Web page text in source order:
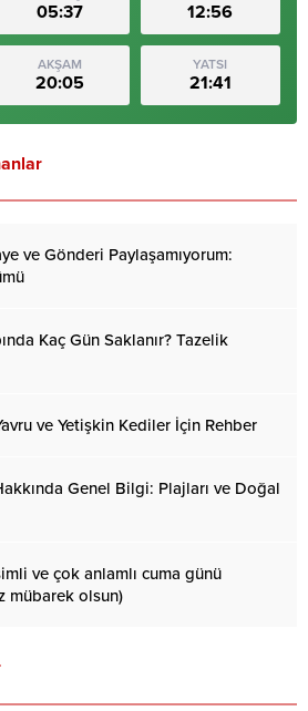
05:37 12:56
AKŞAM
20:05
YATSI
21:41
ve Gönderi Paylaşamıyorum:
Kaç Gün Saklanır? Tazelik
ve Yetişkin Kediler İçin Rehber
Genel Bilgi: Plajları ve Doğal
ve çok anlamlı cuma günü
mübarek olsun)